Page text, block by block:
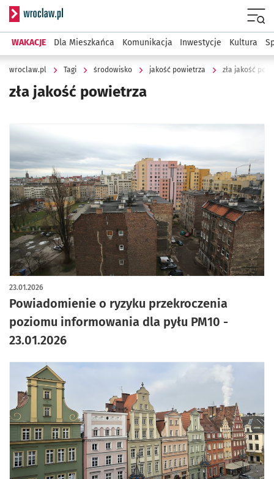
Serwis informacyjny wroclaw.pl
WAKACJE Dla Mieszkańca Komunikacja Inwestycje Kultura
wroclaw.pl Tagi środowisko jakość powietrza zła jakość
zła jakość powietrza
Powiadomienie o ryzyku przekroczenia
poziomu informowania dla pyłu PM10 -
23.01.2026
23.01.2026